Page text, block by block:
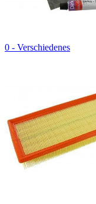
0 - Verschiedenes